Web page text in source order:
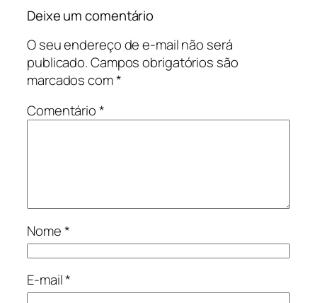
Deixe um comentário
O seu endereço de e-mail não será
publicado.Campos obrigatórios são
marcados com*
Comentário*
Nome*
E-mail*